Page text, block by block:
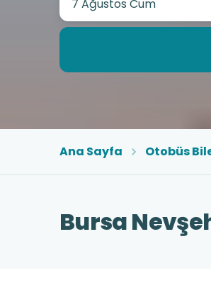
Ana Sayfa Otobüs
Bursa